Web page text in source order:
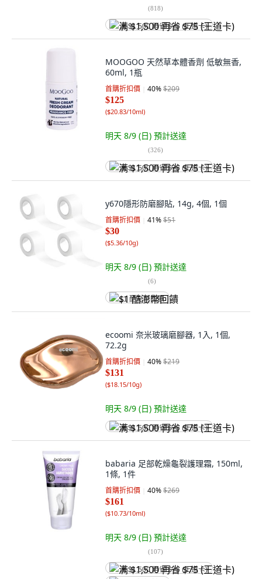
(818)
满 $1,500 再省 $75 (王道卡)
MOOGOO 天然草本體香劑 低敏無香,
60ml, 1瓶
首購折扣價 40%$209
$125
($20.83/10ml)
明天 8/9 (日) 預計送達
(326)
满 $1,500 再省 $75 (王道卡)
y670隱形防磨腳貼, 14g, 4個, 1個
首購折扣價 41%$51
$30
($5.36/10g)
明天 8/9 (日) 預計送達
(6)
$1 酷澎幣回饋
ecoomi 奈米玻璃磨腳器, 1入, 1個,
72.2g
首購折扣價 40%$219
$131
($18.15/10g)
明天 8/9 (日) 預計送達
满 $1,500 再省 $75 (王道卡)
babaria 足部乾燥龜裂護理霜, 150ml,
1條, 1件
首購折扣價 40%$269
$161
($10.73/10ml)
明天 8/9 (日) 預計送達
(107)
满 $1,500 再省 $75 (王道卡)